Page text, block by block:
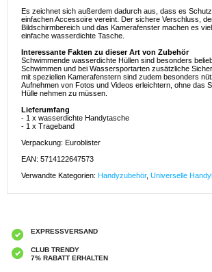
Es zeichnet sich außerdem dadurch aus, dass es
einfachen Accessoire vereint. Der sichere Verschluss,
Bildschirmbereich und das Kamerafenster machen es
einfache wasserdichte Tasche.
Interessante Fakten zu dieser Art von Zubehör
Schwimmende wasserdichte Hüllen sind besonders
Schwimmen und bei Wassersportarten zusätzliche
mit speziellen Kamerafenstern sind zudem besonders
Aufnehmen von Fotos und Videos erleichtern, ohne das
Hülle nehmen zu müssen.
Lieferumfang
- 1 x wasserdichte Handytasche
- 1 x Trageband
Verpackung: Euroblister
EAN: 5714122647573
Verwandte Kategorien: Handyzubehör, Universelle
EXPRESSVERSAND
CLUB TRENDY
7% RABATT ERHALTEN